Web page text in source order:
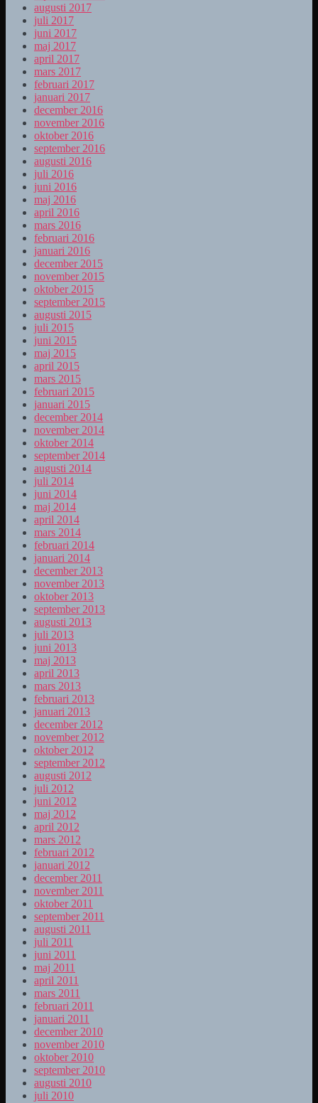
augusti 2017
juli 2017
juni 2017
maj 2017
april 2017
mars 2017
februari 2017
januari 2017
december 2016
november 2016
oktober 2016
september 2016
augusti 2016
juli 2016
juni 2016
maj 2016
april 2016
mars 2016
februari 2016
januari 2016
december 2015
november 2015
oktober 2015
september 2015
augusti 2015
juli 2015
juni 2015
maj 2015
april 2015
mars 2015
februari 2015
januari 2015
december 2014
november 2014
oktober 2014
september 2014
augusti 2014
juli 2014
juni 2014
maj 2014
april 2014
mars 2014
februari 2014
januari 2014
december 2013
november 2013
oktober 2013
september 2013
augusti 2013
juli 2013
juni 2013
maj 2013
april 2013
mars 2013
februari 2013
januari 2013
december 2012
november 2012
oktober 2012
september 2012
augusti 2012
juli 2012
juni 2012
maj 2012
april 2012
mars 2012
februari 2012
januari 2012
december 2011
november 2011
oktober 2011
september 2011
augusti 2011
juli 2011
juni 2011
maj 2011
april 2011
mars 2011
februari 2011
januari 2011
december 2010
november 2010
oktober 2010
september 2010
augusti 2010
juli 2010